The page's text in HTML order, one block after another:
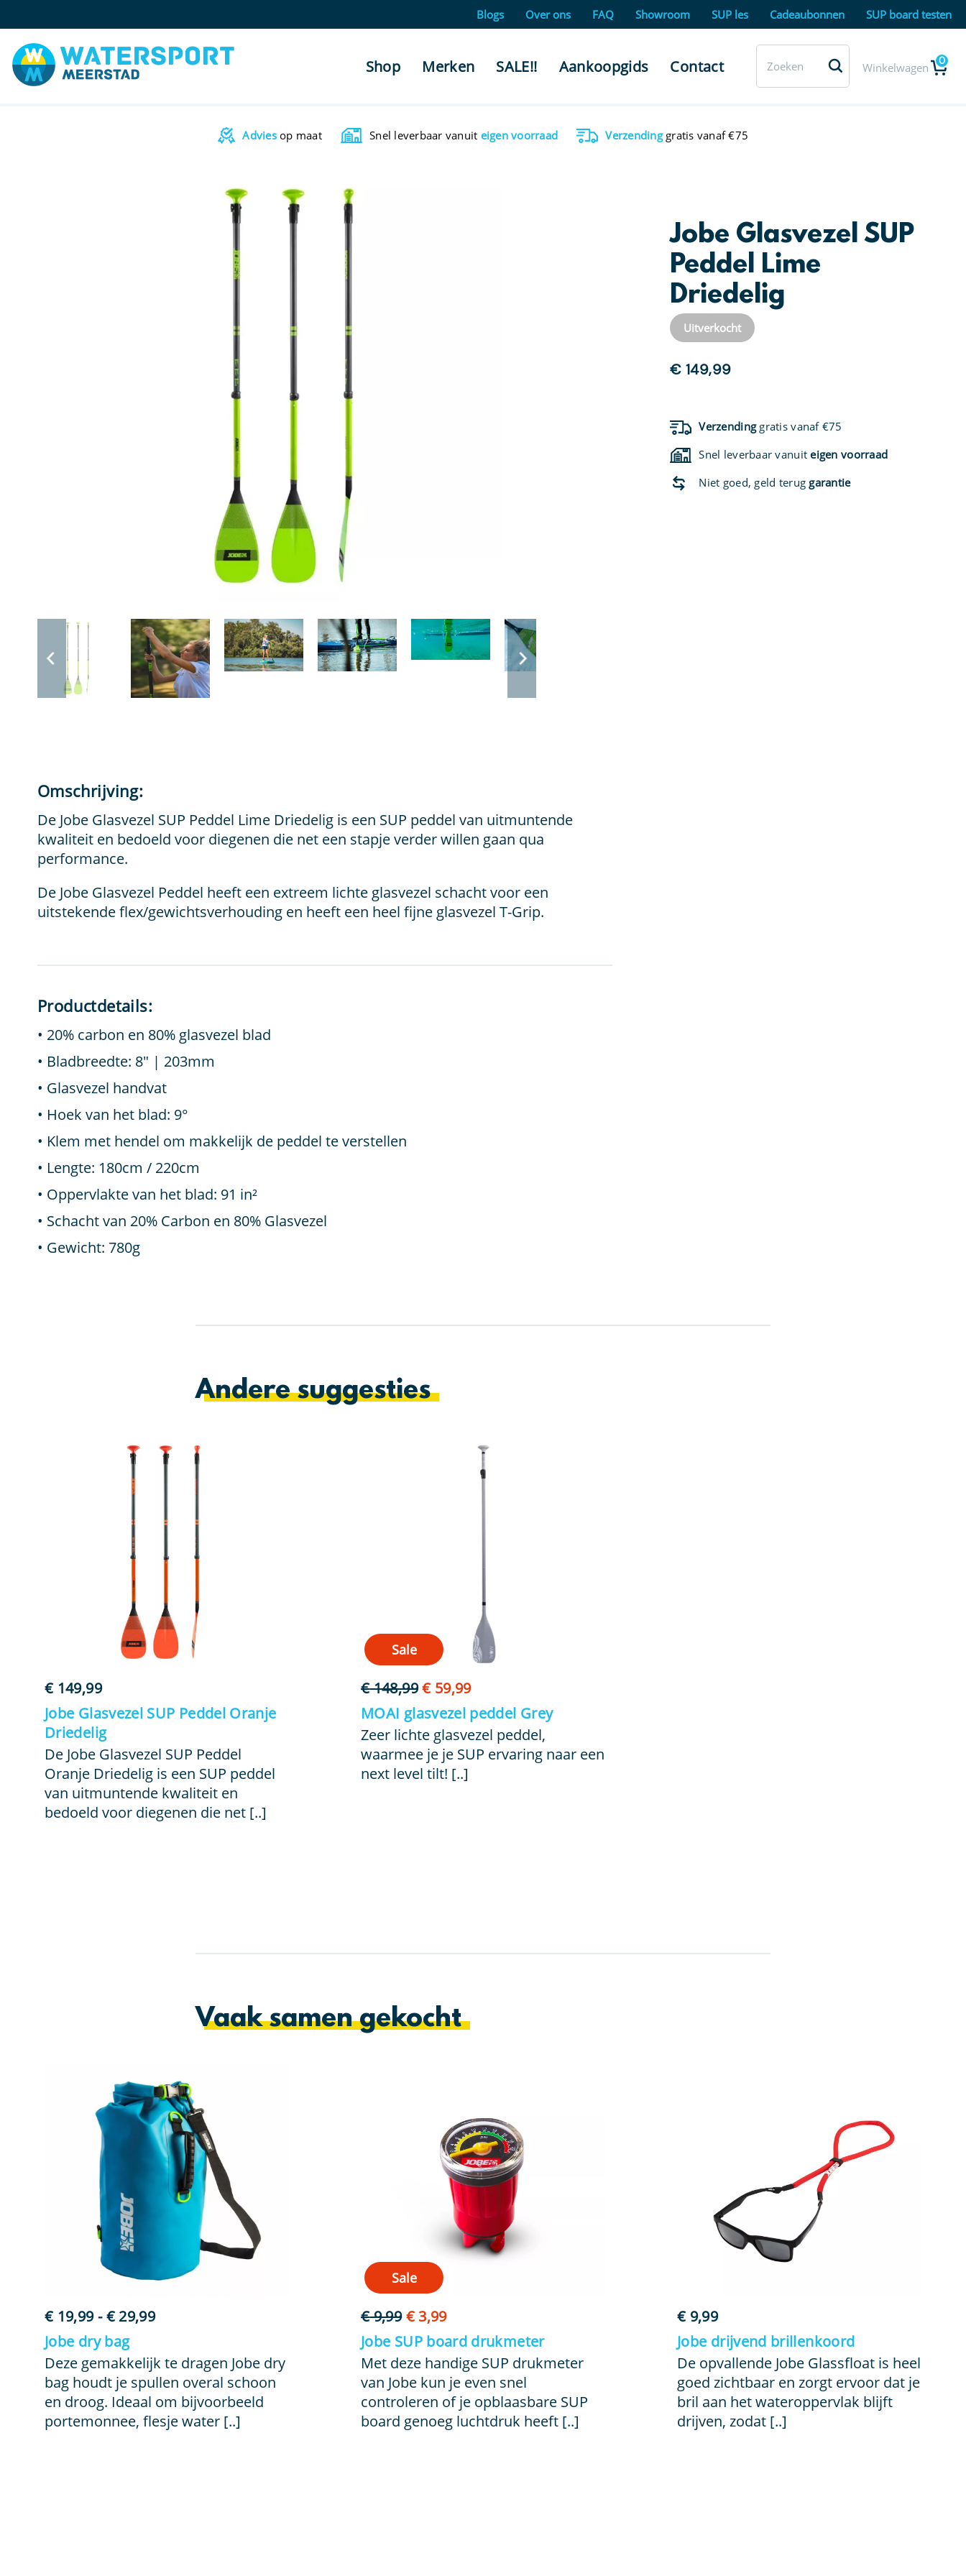
Blogs Over ons FAQ Showroom SUP les Cadeaubonnen SUP board testen
Shop Merken SALE!! Aankoopgids Contact Winkelwagen 0
Adviesop maat Snel leverbaar vanuit eigen voorraad Verzendinggratis vanaf €75
Omschrijving:
De Jobe Glasvezel SUP Peddel Lime Driedelig is een SUP peddel van uitmuntende
kwaliteit en bedoeld voor diegenen die net een stapje verder willen gaan qua
performance.
De Jobe Glasvezel Peddel heeft een extreem lichte glasvezel schacht voor een
uitstekende flex/gewichtsverhouding en heeft een heel fijne glasvezel T-Grip.
Productdetails:
20% carbon en 80% glasvezel blad
Bladbreedte: 8″ | 203mm
Glasvezel handvat
Hoek van het blad: 9°
Klem met hendel om makkelijk de peddel te verstellen
Lengte: 180cm / 220cm
Oppervlakte van het blad: 91 in²
Schacht van 20% Carbon en 80% Glasvezel
Gewicht: 780g
Jobe Glasvezel SUP
Peddel Lime
Driedelig
Uitverkocht
€ 149,99
Verzendinggratis vanaf €75
Snel leverbaar vanuiteigen voorraad
Niet goed, geld terug garantie
Andere suggesties
€149,99
Jobe Glasvezel SUP Peddel Oranje
Driedelig
De Jobe Glasvezel SUP Peddel
Oranje Driedelig is een SUP peddel
van uitmuntende kwaliteit en
bedoeld voor diegenen die net [..]
Sale
€148,99Oorspronkelijke
prijs
was:
€ 148,99.
€59,99Huidige
prijs
is:
€ 59,99.
MOAI glasvezel peddel Grey
Zeer lichte glasvezel peddel,
waarmee je je SUP ervaring naar een
next level tilt! [..]
Vaak samen gekocht
€19,99 - €29,99Prijsklasse:
tot
€ 29,99
Jobe dry bag
Deze gemakkelijk te dragen Jobe dry
bag houdt je spullen overal schoon
en droog. Ideaal om bijvoorbeeld
portemonnee, flesje water [..]
Sale
€9,99 Oorspronkelijke
prijs
was:
€ 9,99.
€3,99Huidige
prijs
is:
€ 3,99.
Jobe SUP board drukmeter
Met deze handige SUP drukmeter
van Jobe kun je even snel
controleren of je opblaasbare SUP
board genoeg luchtdruk heeft [..]
€9,99
Jobe drijvend brillenkoord
De opvallende Jobe Glassfloat is heel
goed zichtbaar en zorgt ervoor dat je
bril aan het wateroppervlak blijft
drijven, zodat [..]